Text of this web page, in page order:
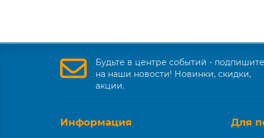
Будьте в центре событий -
на наши новости! Новинки, скидки,
акции.
Информация Для